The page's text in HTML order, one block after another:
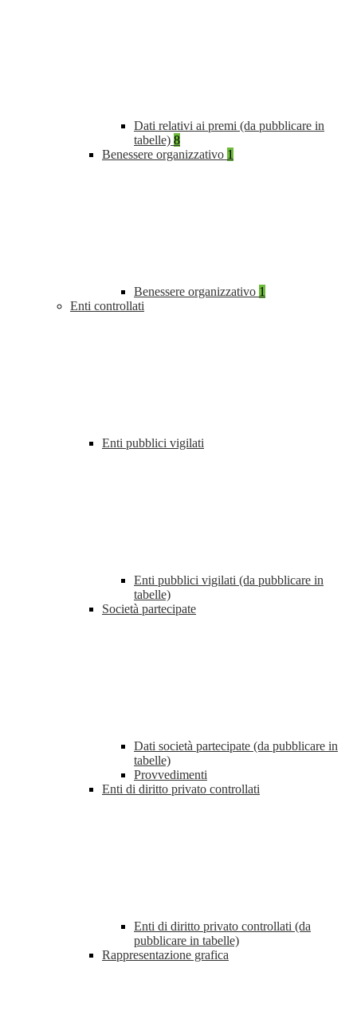
Dati relativi ai premi (da pubblicare in
tabelle) 8
Benessere organizzativo 1
Benessere organizzativo 1
Enti controllati
Enti pubblici vigilati
Enti pubblici vigilati (da pubblicare in
tabelle)
Società partecipate
Dati società partecipate (da pubblicare in
tabelle)
Provvedimenti
Enti di diritto privato controllati
Enti di diritto privato controllati (da
pubblicare in tabelle)
Rappresentazione grafica